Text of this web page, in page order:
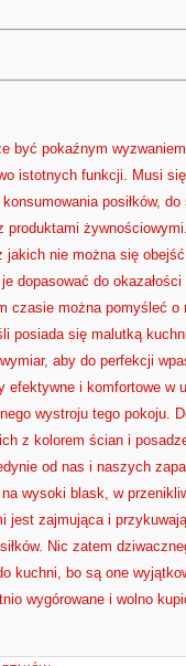
być pokaźnym
istotnych funkcji. Musi
posiłków,
produktami
jakich nie można się
dopasować do
czasie można pomyśleć
posiada się malutką
aby do perfekcji
efektywne i komfortowe w
wystroju tego pokoju.
z kolorem ścian i
od nas i naszych
wysoki blask, w
jest zajmująca i
Nic zatem
kuchni, bo są one
wygórowane i wolno